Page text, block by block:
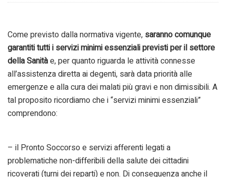
Come previsto dalla normativa vigente, saranno comunque
garantiti tutti i servizi minimi essenziali previsti per il settore
della Sanitàe, per quanto riguarda le attività connesse
all’assistenza diretta ai degenti, sarà data priorità alle
emergenze e alla cura dei malati più gravi e non dimissibili. A
tal proposito ricordiamo che i “servizi minimi essenziali”
comprendono:
– il Pronto Soccorso e servizi afferenti legati a
problematiche non-differibili della salute dei cittadini
ricoverati (turni dei reparti) e non. Di conseguenza anche il